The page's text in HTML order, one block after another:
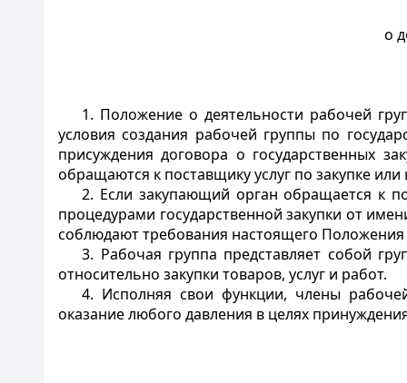
о
1. Положение о деятельности рабочей
условия создания рабочей группы по
присуждения договора о государственных
обращаются к поставщику услуг по закупке
2. Если закупающий орган обращается к
процедурами государственной закупки от
соблюдают требования настоящего
3. Рабочая группа представляет собой
относительно закупки товаров, услуг и работ.
4. Исполняя свои функции, члены
оказание любого давления в целях